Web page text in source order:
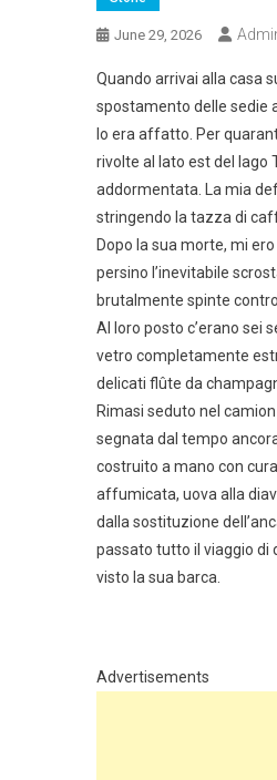
June 29, 2026
Quando arrivai alla casa
spostamento delle sedie
lo era affatto. Per
rivolte al lato est del lago
addormentata. La mia
stringendo la tazza di
Dopo la sua morte, mi
persino l’inevitabile
brutalmente spinte
Al loro posto c’erano sei
vetro completamente
delicati flûte da
Rimasi seduto nel
segnata dal tempo
costruito a mano con
affumicata, uova alla
dalla sostituzione
passato tutto il viaggio di
visto la sua barca.
Advertisements